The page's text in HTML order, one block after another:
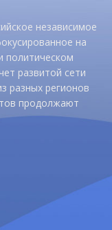
независимое
на
политическом
развитой сети
разных регионов
продолжают